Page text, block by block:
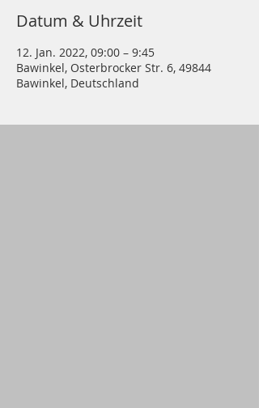
Datum & Uhrzeit
12. Jan. 2022, 09:00 – 9:45
Bawinkel, Osterbrocker Str. 6, 49844
Bawinkel, Deutschland